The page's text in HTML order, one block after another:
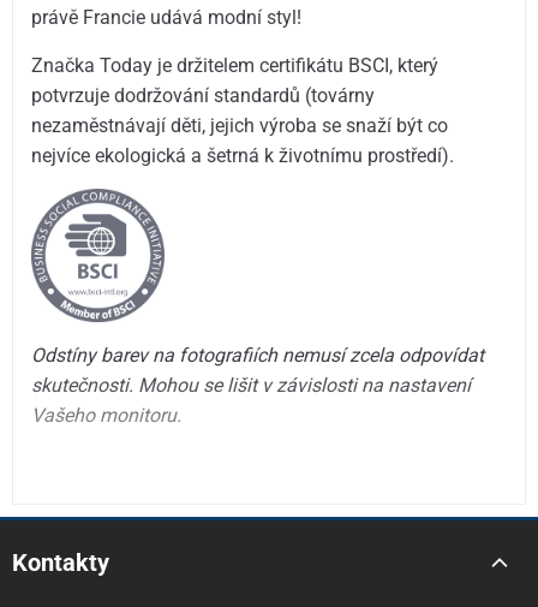
právě Francie udává modní styl!
Značka Today je držitelem certifikátu BSCI, který
potvrzuje dodržování standardů (továrny
nezaměstnávají děti, jejich výroba se snaží být co
nejvíce ekologická a šetrná k životnímu prostředí).
Odstíny barev na fotografiích nemusí zcela odpovídat
skutečnosti. Mohou se lišit v závislosti na nastavení
Vašeho monitoru.
Kontakty